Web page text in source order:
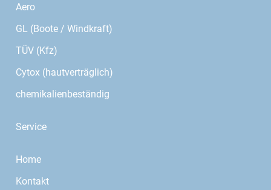
Aero
GL (Boote / Windkraft)
TÜV (Kfz)
Cytox (hautverträglich)
chemikalienbeständig
Service
Home
Kontakt